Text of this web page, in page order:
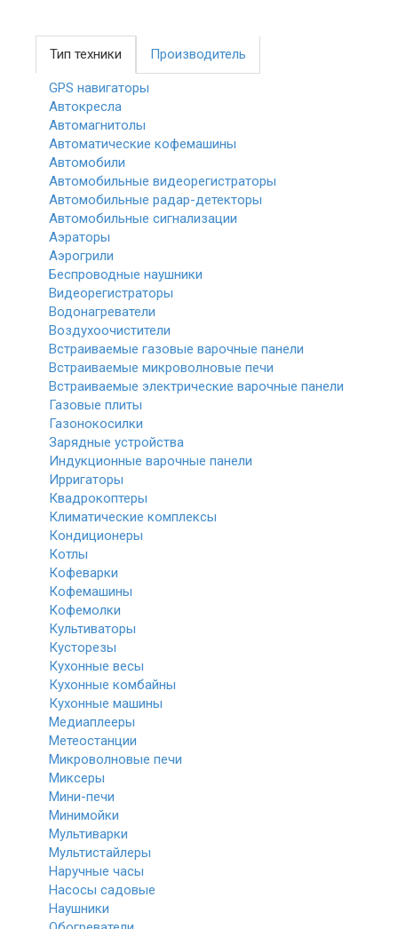
Тип техники Производитель
GPS навигаторы
Автокресла
Автомагнитолы
Автоматические кофемашины
Автомобили
Автомобильные видеорегистраторы
Автомобильные радар-детекторы
Автомобильные сигнализации
Аэраторы
Аэрогрили
Беспроводные наушники
Видеорегистраторы
Водонагреватели
Воздухоочистители
Встраиваемые газовые варочные панели
Встраиваемые микроволновые печи
Встраиваемые электрические варочные панели
Газовые плиты
Газонокосилки
Зарядные устройства
Индукционные варочные панели
Ирригаторы
Квадрокоптеры
Климатические комплексы
Кондиционеры
Котлы
Кофеварки
Кофемашины
Кофемолки
Культиваторы
Кусторезы
Кухонные весы
Кухонные комбайны
Кухонные машины
Медиаплееры
Метеостанции
Микроволновые печи
Миксеры
Мини-печи
Минимойки
Мультиварки
Мультистайлеры
Наручные часы
Насосы садовые
Наушники